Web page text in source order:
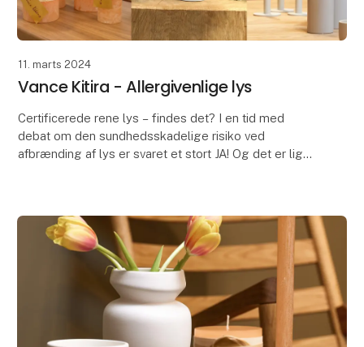
11. marts 2024
Vance Kitira - Allergivenlige lys
Certificerede rene lys – findes det? I en tid med
debat om den sundhedsskadelige risiko ved
afbrænding af lys er svaret et stort JA! Og det er lige